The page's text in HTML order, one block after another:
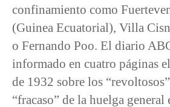
confinamiento como
(Guinea Ecuatorial), Villa
o Fernando Poo. El diario
informado en cuatro páginas
de 1932 sobre los
“fracaso” de la huelga general